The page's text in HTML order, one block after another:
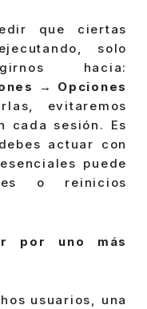
que ciertas
solo
hacia:
→ Opciones
evitaremos
cada sesión. Es
actuar con
puede
o reinicios
por uno más
usuarios, una